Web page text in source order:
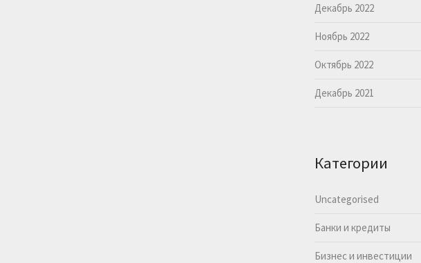
Декабрь 2022
Ноябрь 2022
Октябрь 2022
Декабрь 2021
Категории
Uncategorised
Банки и кредиты
Бизнес и инвестиции